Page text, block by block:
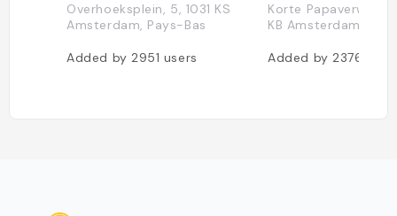
Overhoeksplein, 5, 1031 KS
Amsterdam, Pays-Bas
Added by2951 users
Korte Papaverweg
KB Amsterdam,
Added by2376